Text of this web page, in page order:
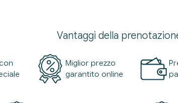
Vantaggi della
Miglior prezzo
garantito online